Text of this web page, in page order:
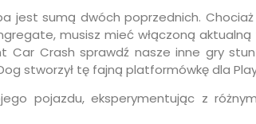
jest sumą dwóch poprzednich.
musisz mieć włączoną aktualną
Car Crash sprawdź nasze inne gry
stworzył tę fajną platformówkę dla
pojazdu, eksperymentując z